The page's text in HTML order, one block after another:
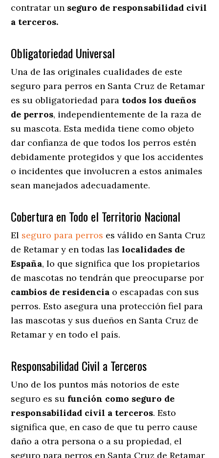
contratar un seguro de responsabilidad civil
a terceros.
Obligatoriedad Universal
Una de las originales cualidades de este
seguro para perros en Santa Cruz de Retamar
es su obligatoriedad para todos los dueños
de perros, independientemente de la raza de
su mascota. Esta medida tiene como objeto
dar confianza de que todos los perros estén
debidamente protegidos y que los accidentes
o incidentes que involucren a estos animales
sean manejados adecuadamente.
Cobertura en Todo el Territorio Nacional
El seguro para perros es válido en Santa Cruz
de Retamar y en todas laslocalidades de
España, lo que significa que los propietarios
de mascotas no tendrán que preocuparse por
cambios de residencia o escapadas con sus
perros. Esto asegura una protección fiel para
las mascotas y sus dueños en Santa Cruz de
Retamar y en todo el país.
Responsabilidad Civil a Terceros
Uno de los puntos más notorios de este
seguro es su función como seguro de
responsabilidad civil a terceros. Esto
significa que, en caso de que tu perro cause
daño a otra persona o a su propiedad, el
seguro para perros en Santa Cruz de Retamar